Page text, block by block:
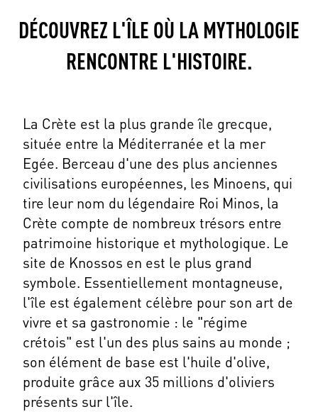
DÉCOUVREZ L'ÎLE OÙ LA MYTHOLOGIE
RENCONTRE L'HISTOIRE.
La Crète est la plus grande île grecque,
située entre la Méditerranée et la mer
Egée. Berceau d'une des plus anciennes
civilisations européennes, les Minoens, qui
tire leur nom du légendaire Roi Minos, la
Crète compte de nombreux trésors entre
patrimoine historique et mythologique. Le
site de Knossos en est le plus grand
symbole. Essentiellement montagneuse,
l'île est également célèbre pour son art de
vivre et sa gastronomie : le "régime
crétois" est l'un des plus sains au monde ;
son élément de base est l'huile d'olive,
produite grâce aux 35 millions d'oliviers
présents sur l'île.